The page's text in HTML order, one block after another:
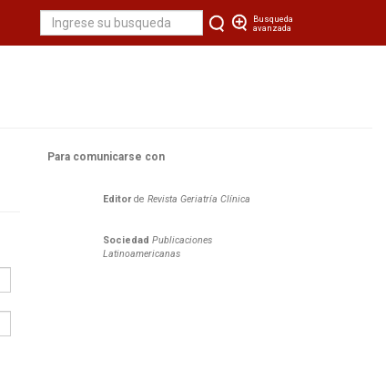
Busqueda
avanzada
Para comunicarse con
Editorde Revista Geriatría Clí­nica
Sociedad Publicaciones
Latinoamericanas